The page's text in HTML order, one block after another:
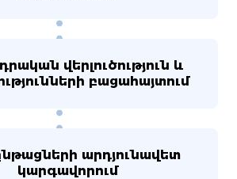
վերլուծություն և
բացահայտում
արդյունավետ
կարգավորում